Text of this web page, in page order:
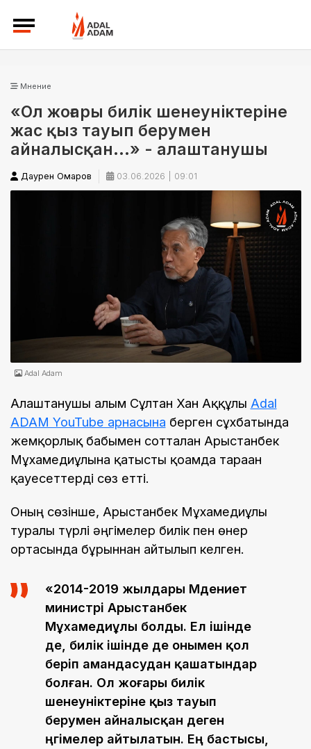
Мнение
«Ол жоғары билік шенеуніктеріне
жас қыз тауып берумен
айналысқан...» - алаштанушы
Даурен Омаров 03.06.2026 | 09:01
Adal Adam
Алаштанушы ғалым Сұлтан Хан Аққұлы Adal
ADAM YouTube арнасына берген сұхбатында
жемқорлық бабымен сотталған Арыстанбек
Мұхамедиұлына қатысты қоғамда тараған
қауесеттерді сөз етті.
Оның сөзінше, Арыстанбек Мұхамедиұлы
туралы түрлі әңгімелер билік пен өнер
ортасында бұрыннан айтылып келген.
«2014-2019 жылдары Мәдениет
министрі Арыстанбек
Мұхамедиұлы болды. Ел ішінде
де, билік ішінде де онымен қол
беріп амандасудан қашатындар
болған. Ол жоғары билік
шенеуніктеріне қыз тауып
берумен айналысқан деген
әңгімелер айтылатын. Ең бастысы,